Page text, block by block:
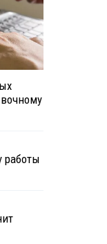
работы